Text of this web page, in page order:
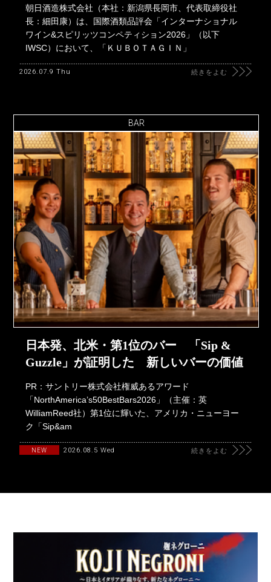
朝日酒造株式会社（本社：新潟県長岡市、代表取締役社
長：細田康）は、国際酒類品評会「インターナショナル
ワイン&スピリッツコンペティション2026」（以下
IWSC）において、「ＫＵＢＯＴＡＧＩＮ」
2026.07.9 Thu 続きをよむ
BAR
日本発、北米・第1位のバー 「Sip &
Guzzle」が証明した 新しいバーの価値
PR：サントリー株式会社権威あるアワード
「NorthAmerica’s50BestBars2026」（主催：英
WilliamReed社）第1位に輝いた、アメリカ・ニューヨー
ク「Sip&am
NEW 2026.08.5 Wed 続きをよむ